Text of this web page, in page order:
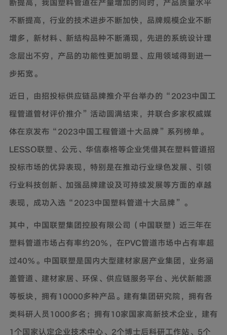
不断提高，行业的技术进步不断加快，品牌规模企业不断
增多，新材料、新结构品种不断涌现，先进的系统设计理
念层出不穷，产品的功能性更加明显、应用领域得到进一
步拓宽。
近日，由招投标供应链品牌推介平台举办的“2023中国工
程管道管材评价推介”活动圆满结束，并联合多家权威媒
体在京发布“2023中国工程管道十大品牌”系列榜单。
LESSO联塑、公元、华信泰格等企业凭借其在塑料管道招
投标市场的优异表现，特别是在推动行业绿色发展、引领
行业科技创新、加强品牌建设及可持续发展等方面的卓越
表现，成功入选“2023中国塑料管道十大品牌”。
其中，中国联塑集团控股有限公司（中国联塑）近三年在
塑料管道市场占有率约20％，在PVC管道市场中占有率超
过40％。 中国联塑是国内大型建材家居产业集团，业务涵
盖管道、建材家居、环保、供应链服务平台、光伏新能源
等板块，拥有10000多种产品。建有集团研究院，拥有各
类科研人员1000多名；拥有10家国家高新技术企业，建有
1个国家认定企业技术中心、2个博士后科研工作站、5个